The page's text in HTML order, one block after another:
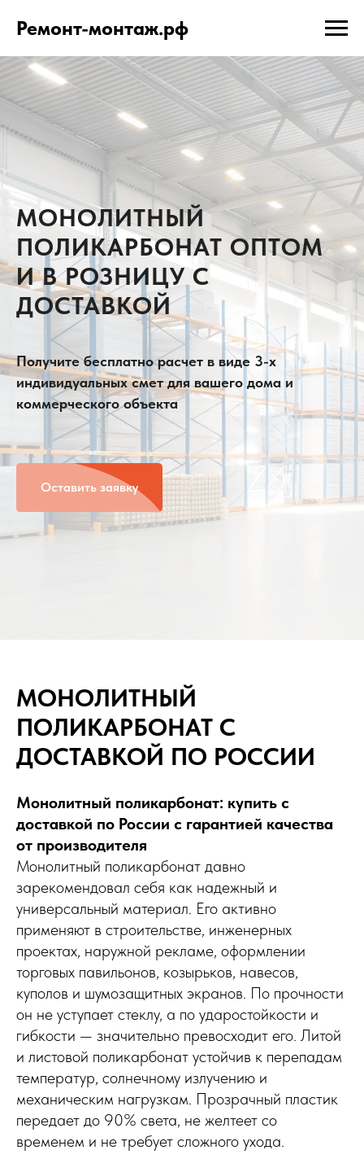
Ремонт-монтаж.рф
МОНОЛИТНЫЙ
ПОЛИКАРБОНАТ ОПТОМ
И В РОЗНИЦУ С
ДОСТАВКОЙ
Получите бесплатно расчет в виде 3-х
индивидуальных смет для вашего дома и
коммерческого объекта
Оставить заявку
МОНОЛИТНЫЙ
ПОЛИКАРБОНАТ С
ДОСТАВКОЙ ПО РОССИИ
Монолитный поликарбонат: купить с
доставкой по России с гарантией качества
от производителя
Монолитный поликарбонат давно
зарекомендовал себя как надежный и
универсальный материал. Его активно
применяют в строительстве, инженерных
проектах, наружной рекламе, оформлении
торговых павильонов, козырьков, навесов,
куполов и шумозащитных экранов. По прочности
он не уступает стеклу, а по ударостойкости и
гибкости — значительно превосходит его. Литой
и листовой поликарбонат устойчив к перепадам
температур, солнечному излучению и
механическим нагрузкам. Прозрачный пластик
передает до 90% света, не желтеет со
временем и не требует сложного ухода.